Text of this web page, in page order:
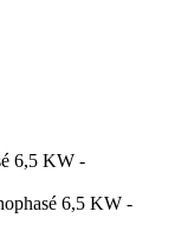
6,5 KW -
6,5 KW -